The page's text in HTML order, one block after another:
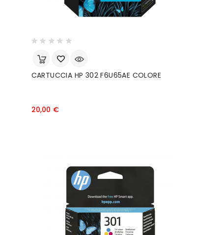
CARTUCCIA HP 302 F6U65AE COLORE
20,00 €Prezzo